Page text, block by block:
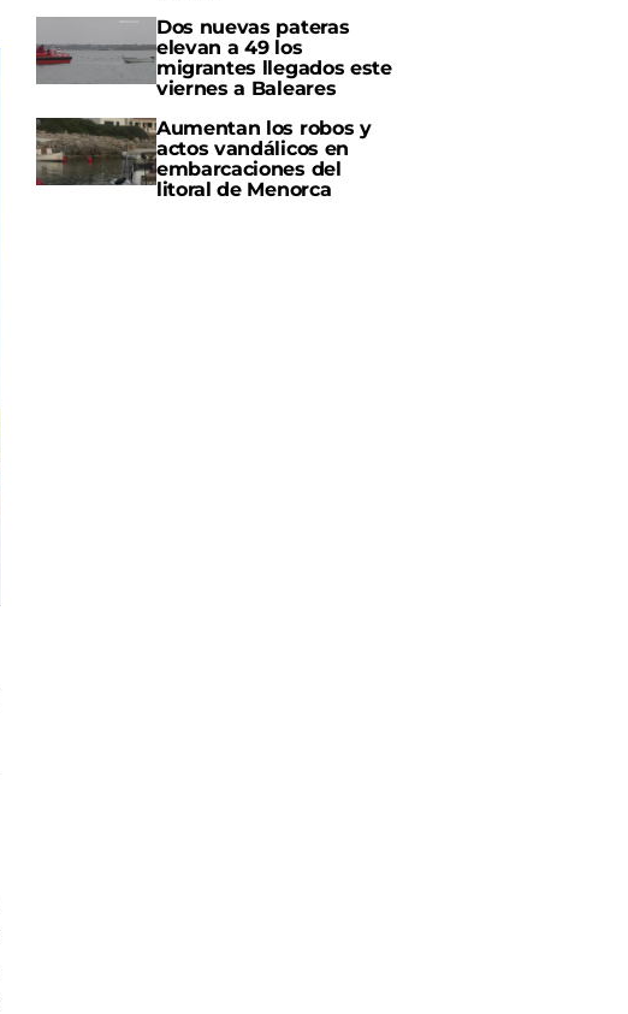
Dos nuevas pateras
elevan a 49 los
migrantes llegados este
viernes a Baleares
Aumentan los robos y
actos vandálicos en
embarcaciones del
litoral de Menorca